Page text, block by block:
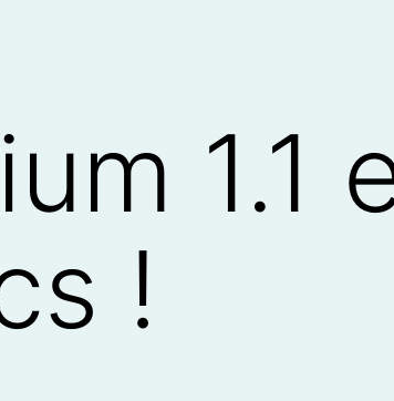
1.1
!